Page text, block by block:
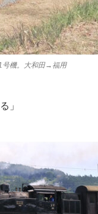
号機。大和田→福用
」